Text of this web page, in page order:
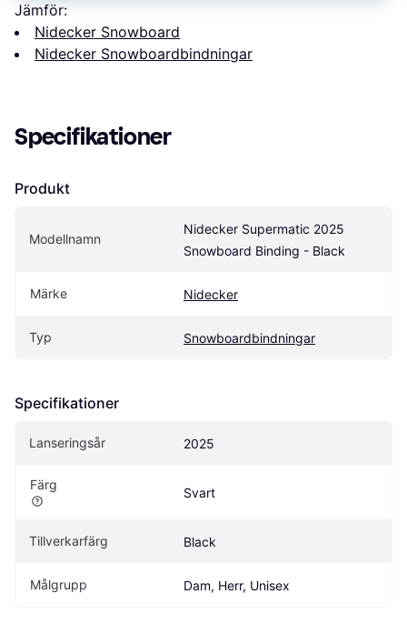
Jämför:
Nidecker Snowboard
Nidecker Snowboardbindningar
Specifikationer
Produkt
Modellnamn
Nidecker Supermatic 2025
Snowboard Binding - Black
Märke Nidecker
Typ Snowboardbindningar
Specifikationer
Lanseringsår 2025
Färg
Svart
Tillverkarfärg Black
Målgrupp Dam, Herr, Unisex